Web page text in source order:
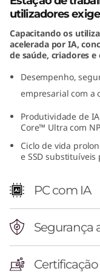
n
e
utilizadores
Capacitando os
acelerada por IA,
de saúde, criadores
Desempenho,
empresarial com a
Produtividade de
Core™ Ultra com
Ciclo de vida
e SSD
PC com IA
Segurança
Certificação